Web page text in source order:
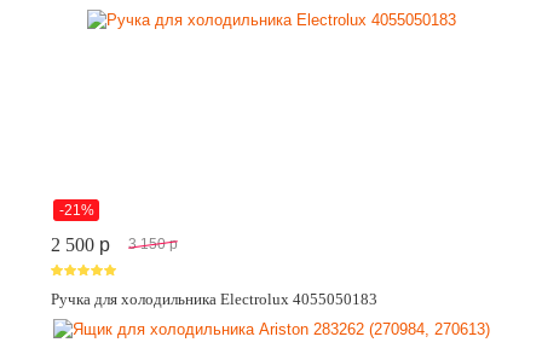
-21%
2 500 p 3 150 p
Ручка для холодильника Electrolux 4055050183